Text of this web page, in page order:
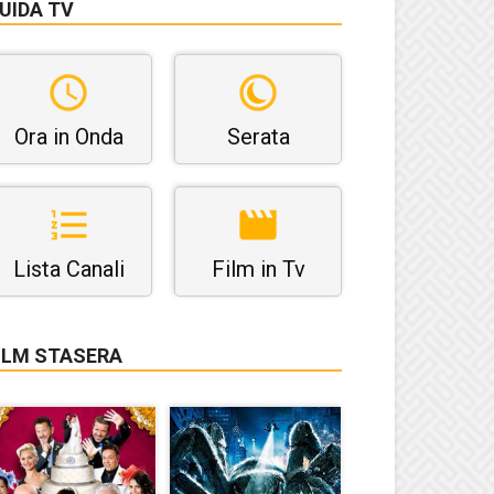
TV
Ora in Onda Serata
Lista Canali Film in Tv
STASERA